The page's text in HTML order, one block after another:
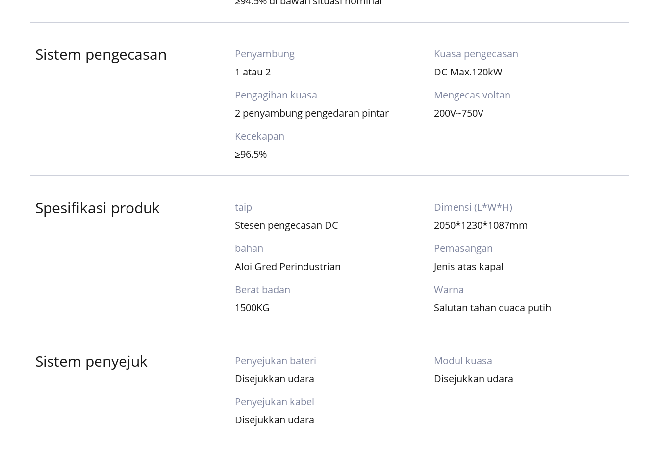
Kecekapan Bateri
≥94.5% di bawah situasi nominal
Penyambung
1 atau 2
Pengagihan kuasa
2 penyambung pengedaran pintar
Kecekapan
≥96.5%
Kuasa pengecasan
DC Max.120kW
Mengecas voltan
taip
Stesen pengecasan DC
bahan
Aloi Gred Perindustrian
Berat badan
1500KG
Dimensi (L*W*H)
2050*1230*1087mm
Pemasangan
Jenis atas kapal
Warna
Salutan tahan cuaca putih
Penyejukan bateri
Disejukkan udara
Penyejukan kabel
Disejukkan udara
Modul kuasa